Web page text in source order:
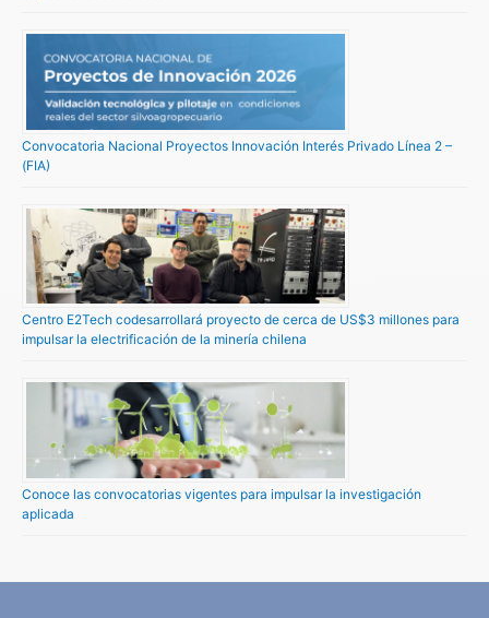
Convocatoria Nacional Proyectos Innovación Interés Privado Línea 2 –
(FIA)
Centro E2Tech codesarrollará proyecto de cerca de US$3 millones para
impulsar la electrificación de la minería chilena
Conoce las convocatorias vigentes para impulsar la investigación
aplicada